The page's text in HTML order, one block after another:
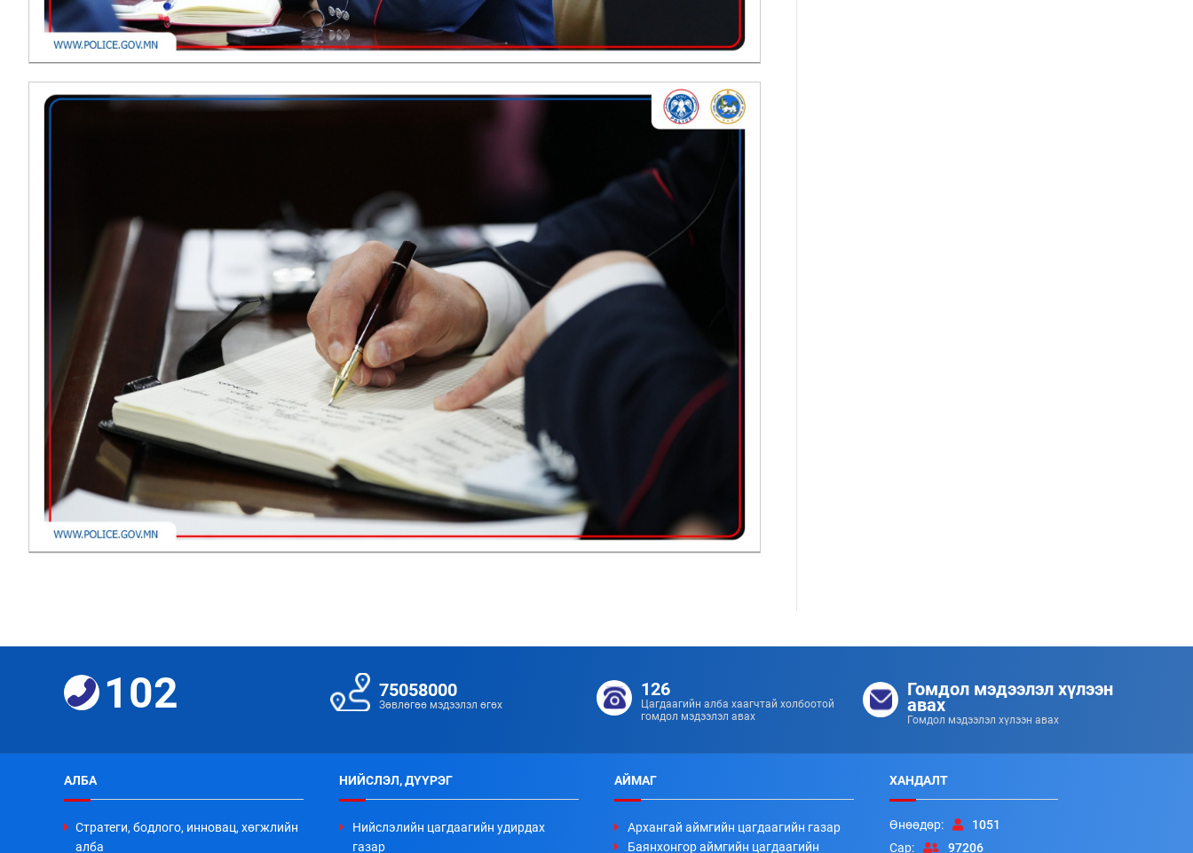
253
102 75058000
Зөвлөгөө мэдээлэл өгөх
126
Цагдаагийн алба хаагчтай холбоотой
гомдол мэдээлэл авах
Гомдол мэдээлэл хүлээн
авах
Гомдол мэдээлэл хүлээн авах
АЛБА
Стратеги, бодлого, инновац, хөгжлийн
алба
НИЙСЛЭЛ, ДҮҮРЭГ
Нийслэлийн цагдаагийн удирдах
газар
АЙМАГ
Архангай аймгийн цагдаагийн газар
Баянхонгор аймгийн цагдаагийн
ХАНДАЛТ
Өнөөдөр:
1051
Сар:
97206